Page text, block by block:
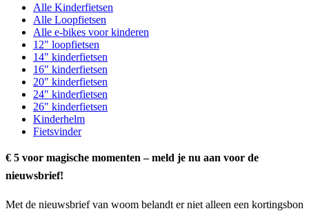
Alle Kinderfietsen
Alle Loopfietsen
Alle e-bikes voor kinderen
12" loopfietsen
14" kinderfietsen
16" kinderfietsen
20" kinderfietsen
24" kinderfietsen
26" kinderfietsen
Kinderhelm
Fietsvinder
€ 5 voor magische momenten – meld je nu aan voor de
nieuwsbrief!
Met de nieuwsbrief van woom belandt er niet alleen een kortingsbon